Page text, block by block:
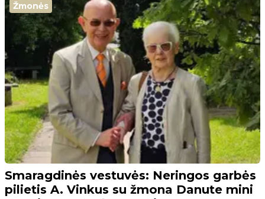
Žmonės
Smaragdinės vestuvės: Neringos garbės
pilietis A. Vinkus su žmona Danute mini